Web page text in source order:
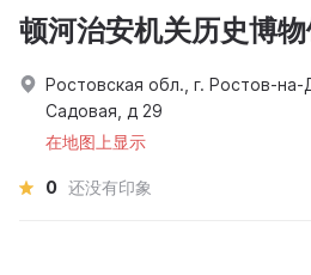
顿河治安机关历史博
Ростовская обл., г. Ростов-
Садовая, д 29
在地图上显示
0 还没有印象